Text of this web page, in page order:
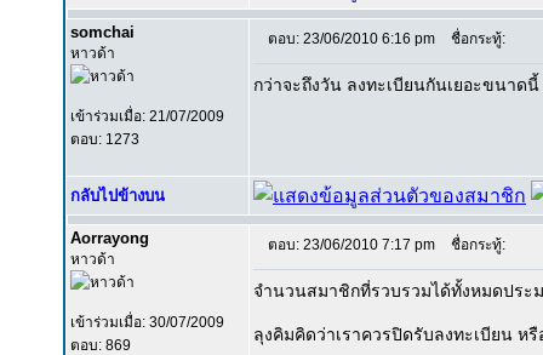
somchai
หาวด้า
เข้าร่วมเมื่อ: 21/07/2009
ตอบ: 1273
ตอบ: 23/06/2010 6:16 pm ชื่อกระทู้:
กว่าจะถึงวัน ลงทะเบียนกันเยอะขนาด
กลับไปข้างบน
Aorrayong
หาวด้า
เข้าร่วมเมื่อ: 30/07/2009
ตอบ: 869
ตอบ: 23/06/2010 7:17 pm ชื่อกระทู้:
จำนวนสมาชิกที่รวบรวมได้ทั้งหมดประ
ลุงคิมคิดว่าเราควรปิดรับลงทะเบียน ห